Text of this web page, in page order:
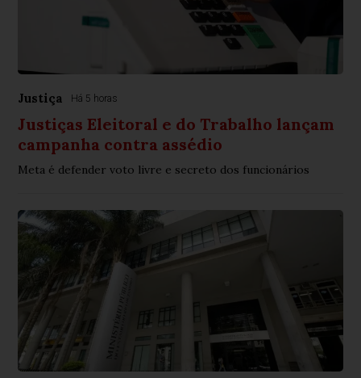
Justiça Há 5 horas
Justiças Eleitoral e do Trabalho lançam
campanha contra assédio
Meta é defender voto livre e secreto dos funcionários